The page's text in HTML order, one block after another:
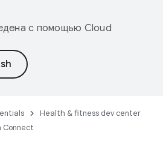
с помощью Cloud
Health & fitness dev center
Connect